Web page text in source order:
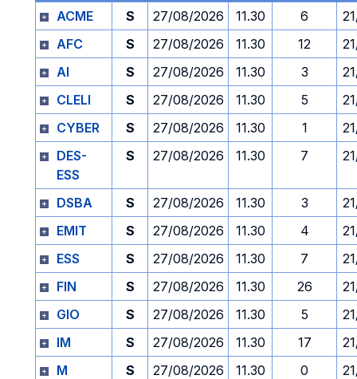
ACME S 27/08/2026 11.30 6
AFC
S 27/08/2026 11.30 12
AI
S 27/08/2026 11.30 3
CLELI
S 27/08/2026 11.30 5
CYBER
S 27/08/2026 11.30 1
DES-
ESS
S 27/08/2026 11.30 7
DSBA S 27/08/2026 11.30 3
EMIT
S 27/08/2026 11.30 4
ESS
S 27/08/2026 11.30 7
FIN
S 27/08/2026 11.30 26
GIO
S 27/08/2026 11.30 5
IM
S 27/08/2026 11.30 17
M
S 27/08/2026 11.30 0